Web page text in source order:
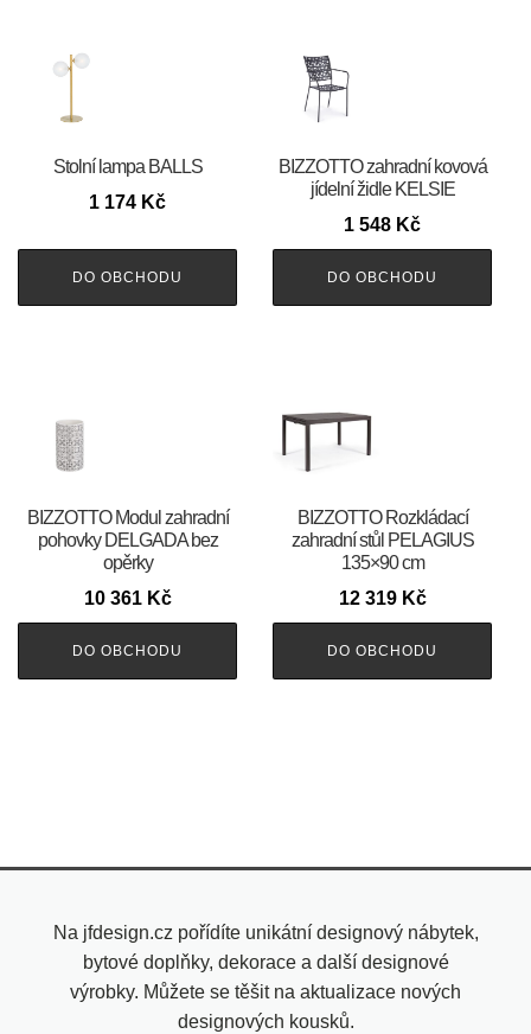
Stolní lampa BALLS
1 174 Kč
DO OBCHODU
BIZZOTTO zahradní kovová
jídelní židle KELSIE
1 548 Kč
DO OBCHODU
BIZZOTTO Modul zahradní
pohovky DELGADA bez
opěrky
10 361 Kč
DO OBCHODU
BIZZOTTO Rozkládací
zahradní stůl PELAGIUS
135×90 cm
12 319 Kč
DO OBCHODU
Na jfdesign.cz pořídíte unikátní designový nábytek,
bytové doplňky, dekorace a další designové
výrobky. Můžete se těšit na aktualizace nových
designových kousků.